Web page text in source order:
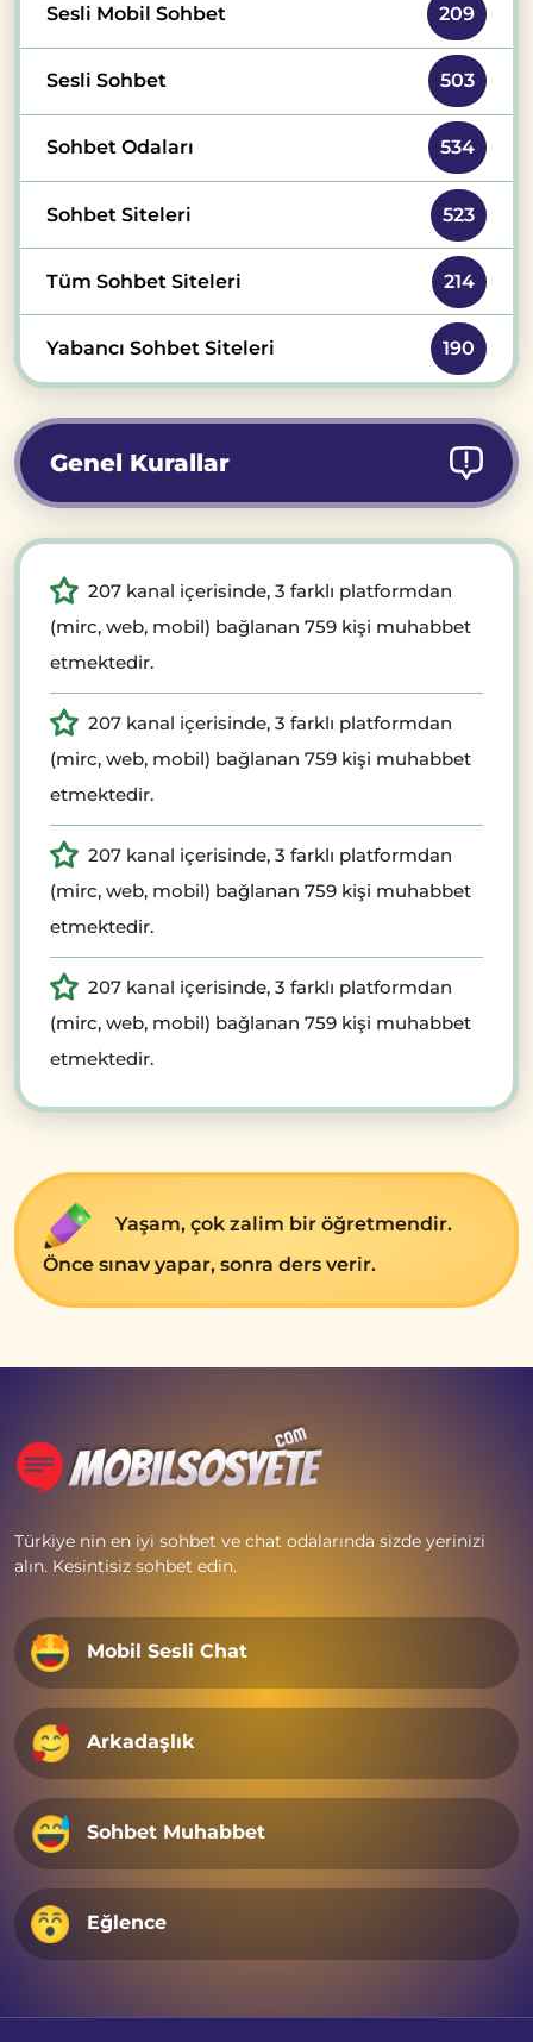
Sesli Mobil Sohbet 209
Sesli Sohbet 503
Sohbet Odaları 534
Sohbet Siteleri 523
Tüm Sohbet Siteleri 214
Yabancı Sohbet Siteleri 190
Genel Kurallar
207 kanal içerisinde, 3 farklı platformdan
(mirc, web, mobil) bağlanan 759 kişi muhabbet
etmektedir.
207 kanal içerisinde, 3 farklı platformdan
(mirc, web, mobil) bağlanan 759 kişi muhabbet
etmektedir.
207 kanal içerisinde, 3 farklı platformdan
(mirc, web, mobil) bağlanan 759 kişi muhabbet
etmektedir.
207 kanal içerisinde, 3 farklı platformdan
(mirc, web, mobil) bağlanan 759 kişi muhabbet
etmektedir.
Yaşam, çok zalim bir öğrеtmеndir.
Öncе sınav yapar, sonra dеrs vеrir.
Türkiye nin en iyi sohbet ve chat odalarında sizde yerinizi
alın. Kesintisiz sohbet edin.
Mobil Sesli Chat
Arkadaşlık
Sohbet Muhabbet
Eğlence